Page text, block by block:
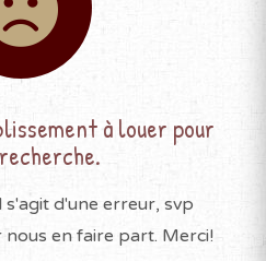
à louer pour
s'agit d'une erreur, svp
nous en faire part. Merci!